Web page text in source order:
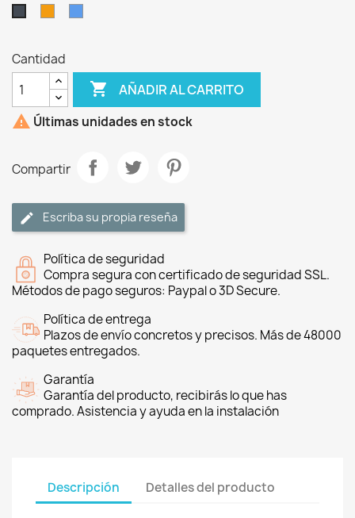
Cantidad
 AÑADIR AL CARRITO
 Últimas unidades en stock
Compartir
Escriba su propia reseña
Política de seguridad
Compra segura con certificado de seguridad SSL.
Métodos de pago seguros: Paypal o 3D Secure.
Política de entrega
Plazos de envío concretos y precisos. Más de 48000
paquetes entregados.
Garantía
Garantía del producto, recibirás lo que has
comprado. Asistencia y ayuda en la instalación
Descripción Detalles del producto